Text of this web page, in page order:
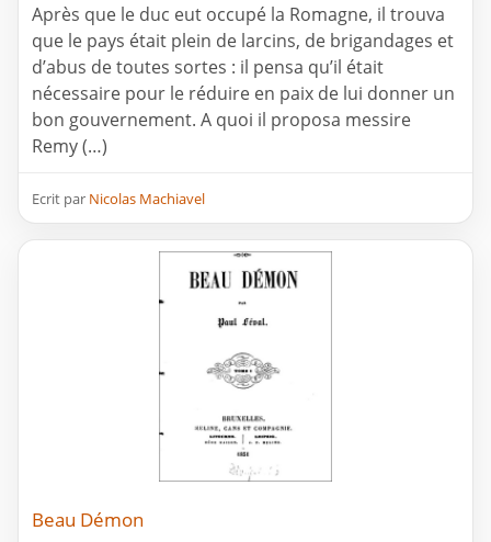
Après que le duc eut occupé la Romagne, il trouva
que le pays était plein de larcins, de brigandages et
d’abus de toutes sortes : il pensa qu’il était
nécessaire pour le réduire en paix de lui donner un
bon gouvernement. A quoi il proposa messire
Remy (…)
Ecrit par Nicolas Machiavel
Beau Démon